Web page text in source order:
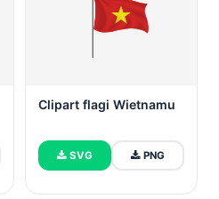
Clipart flagi Wietnamu
SVG PNG